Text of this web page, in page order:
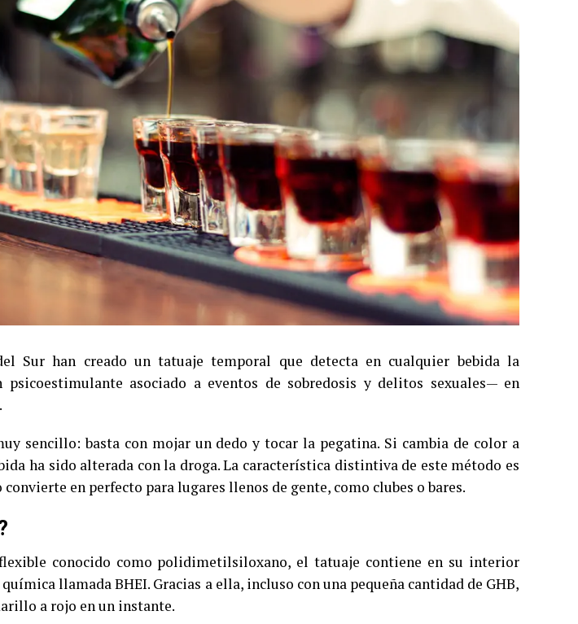
Sur han creado un tatuaje temporal que detecta en cualquier bebida la
psicoestimulante asociado a eventos de sobredosis y delitos sexuales— en
sencillo: basta con mojar un dedo y tocar la pegatina. Si cambia de color a
ha sido alterada con la droga. La característica distintiva de este método es
en perfecto para lugares llenos de gente, como clubes o bares.
conocido como polidimetilsiloxano, el tatuaje contiene en su interior
llamada BHEI. Gracias a ella, incluso con una pequeña cantidad de GHB,
a rojo en un instante.